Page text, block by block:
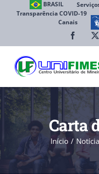
BRASIL
Transparência COVID-19
Canais
Carta
Início